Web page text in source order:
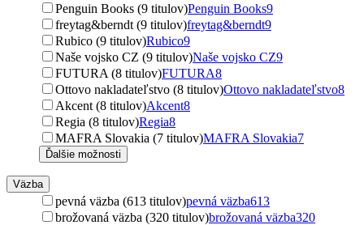
Penguin Books (9 titulov)Penguin Books9
freytag&berndt (9 titulov)freytag&berndt9
Rubico (9 titulov)Rubico9
Naše vojsko CZ (9 titulov)Naše vojsko CZ9
FUTURA (8 titulov)FUTURA8
Ottovo nakladateľstvo (8 titulov)Ottovo nakladateľstvo8
Akcent (8 titulov)Akcent8
Regia (8 titulov)Regia8
MAFRA Slovakia (7 titulov)MAFRA Slovakia7
Ďalšie možnosti
Väzba
pevná väzba (613 titulov)pevná väzba613
brožovaná väzba (320 titulov)brožovaná väzba320